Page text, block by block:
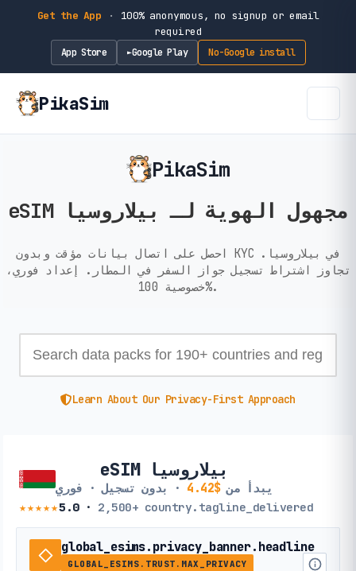
Get the App ·
100% anonymous, no signup or email
required
App Store ►Google Play No-Google install
PikaSim
PikaSim
eSIM مجهول الهوية لـ بيلاروسيا
احصل على اتصال بيانات مؤقت وبدون KYC في بيلاروسيا.
تجاوز اشتراط تسجيل جواز السفر في المطار. إعداد فوري،
خصوصية 100%.
Learn About Our Privacy-First Approach
eSIM بيلاروسيا
يبدأ من$4.42
· بدون تسجيل · فوري
★★★★★5.0· 2,500+ country.tagline_delivered
global_esims.privacy_banner.headline
GLOBAL_ESIMS.TRUST.MAX_PRIVACY